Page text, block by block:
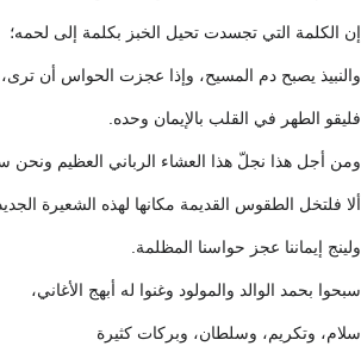
إن الكلمة التي تجسدت تحيل الخبز بكلمة إلى لحمه؛
والنبيذ يصبح دم المسيح، وإذا عجزت الحواس أن ترى،
فليقو الطهر في القلب بالإيمان وحده.
ومن أجل هذا نجلّ هذا العشاء الرباني العظيم ونحن
ألا فلتخل الطقوس القديمة مكانها لهذه الشعيرة
ولينج إيماننا عجز حواسنا المظلمة.
سبحوا بحمد الوالد والمولود وغنوا له أبهج الأغاني،
سلام، وتكريم، وسلطان، وبركات كثيرة